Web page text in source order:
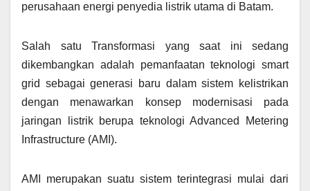
perusahaan energi penyedia listrik utama di Batam.
Salah satu Transformasi yang saat ini sedang
dikembangkan adalah pemanfaatan teknologi smart
grid sebagai generasi baru dalam sistem kelistrikan
dengan menawarkan konsep modernisasi pada
jaringan listrik berupa teknologi Advanced Metering
Infrastructure (AMI).
AMI merupakan suatu sistem terintegrasi mulai dari